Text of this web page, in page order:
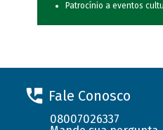
Patrocínio a eventos
Fale Conosco
08007026337